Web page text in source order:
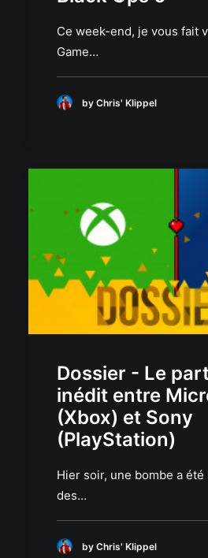
Ce week-end, je vous fait
Game…
by Chris' Klippel
Dossier - Le
inédit entre
(Xbox) et Sony
(PlayStation)
Hier soir, une bombe a
des…
by Chris' Klippel